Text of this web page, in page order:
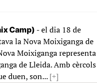
Camp) - el dia 18 de
la Nova Moixiganga de
Moixiganga representa
de Lleida. Amb cèrcols
duen, son...[+]